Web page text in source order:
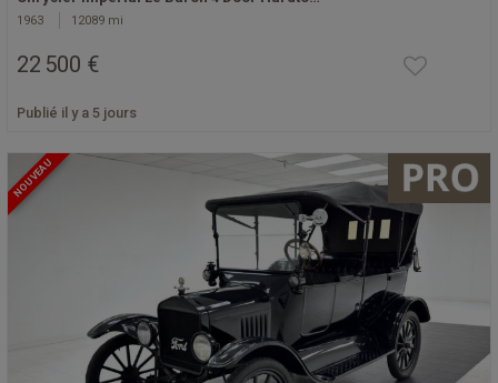
1963 12089 mi
22 500 €
Publié il y a 5 jours
NOUVEAU